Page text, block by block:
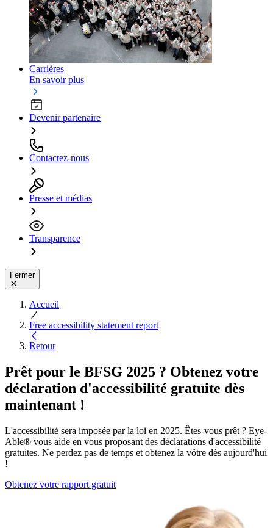
Carrières
En savoir plus
Devenir partenaire
Contactez-nous
Presse et médias
Transparence
Fermer
Accueil
Free accessibility statement report
Retour
Prêt pour le BFSG 2025 ? Obtenez votre
déclaration d'accessibilité gratuite dès
maintenant !
L'accessibilité sera imposée par la loi en 2025. Êtes-vous prêt ? Eye-
Able® vous aide en vous proposant des déclarations d'accessibilité
gratuites. Ne perdez pas de temps et obtenez la vôtre dès aujourd'hui
!
Obtenez votre rapport gratuit